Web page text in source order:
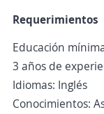
Requerimientos
Educación
3 años de
Idiomas: Inglés
Conocimientos: